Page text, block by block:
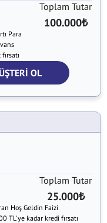
Toplam Tutar
100.000₺
Para
OL
Toplam Tutar
25.000₺
Hoş Geldin Faizi
TL'ye kadar kredi fırsatı